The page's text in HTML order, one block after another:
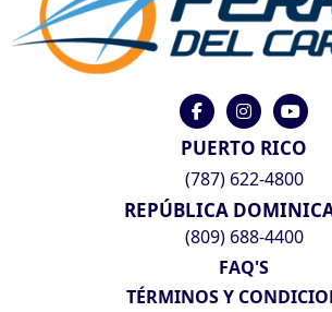
PUERTO RICO
(787) 622-4800
REPÚBLICA
(809) 688-4400
FAQ'S
TÉRMINOS Y